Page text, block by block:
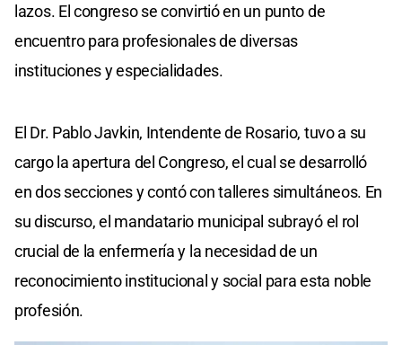
lazos. El congreso se convirtió en un punto de
encuentro para profesionales de diversas
instituciones y especialidades.
El Dr. Pablo Javkin, Intendente de Rosario, tuvo a su
cargo la apertura del Congreso, el cual se desarrolló
en dos secciones y contó con talleres simultáneos. En
su discurso, el mandatario municipal subrayó el rol
crucial de la enfermería y la necesidad de un
reconocimiento institucional y social para esta noble
profesión.